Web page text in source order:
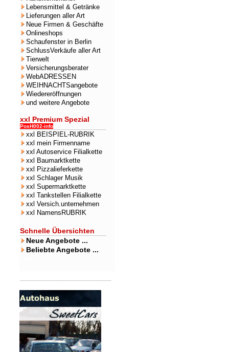
Lebensmittel & Getränke
Lieferungen aller Art
Neue Firmen & Geschäfte
Onlineshops
Schaufenster in Berlin
SchlussVerkäufe aller Art
Tierwelt
Versicherungsberater
WebADRESSEN
WEIHNACHTSangebote
Wiedereröffnungen
und weitere Angebote
xxl Premium Spezial
PosH002-info
xxl BEISPIEL-RUBRIK
xxl mein Firmenname
xxl Autoservice Filialkette
xxl Baumarktkette
xxl Pizzalieferkette
xxl Schlager Musik
xxl Supermarktkette
xxl Tankstellen Filialkette
xxl Versich.unternehmen
xxl NamensRUBRIK
Schnelle Übersichten
Neue Angebote ...
Beliebte Angebote ...